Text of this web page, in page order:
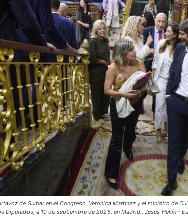
de Sumar en el Congreso, Verónica Martínez y el ministro de
Diputados, a 10 de septiembre de 2025, en Madrid.. Jesús Hellín -